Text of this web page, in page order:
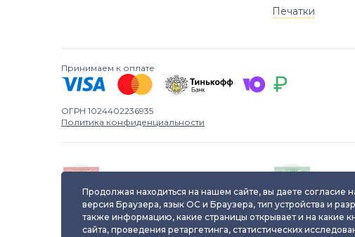
Печатки
Принимаем к оплате
ОГРН 1024402236935
Политика конфиденциальности
ювелирного изделия
Продолжая находиться на нашем сайте, вы даете согласие
версия Браузера, язык ОС и Браузера, тип устройства и
также информацию, какие страницы открывает и на какие
сайта, проведения ретаргетинга, статистических